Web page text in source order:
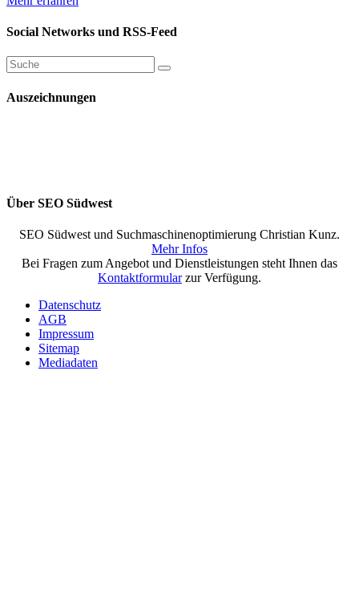
Social Networks und RSS-Feed
Auszeichnungen
Über SEO Südwest
SEO Südwest und Suchmaschinenoptimierung Christian Kunz.
Mehr Infos
Bei Fragen zum Angebot und Dienstleistungen steht Ihnen das
Kontaktformularzur Verfügung.
Datenschutz
AGB
Impressum
Sitemap
Mediadaten